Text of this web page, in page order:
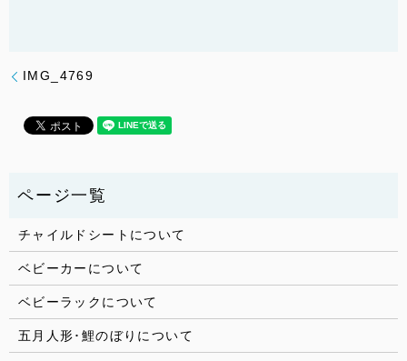
IMG_4769
チャイルドシートについて
ベビーカーについて
ベビーラックについて
五月人形･鯉のぼりについて